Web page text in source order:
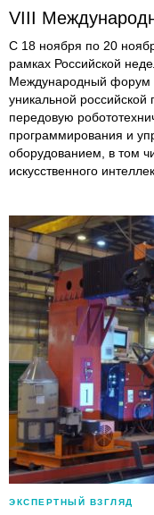
VIII
С 18 ноября по 20
рамках Российской
Международный форум
уникальной
передовую
программирования и
оборудованием, в том
искусственного
ЭКСПЕРТНЫЙ ВЗГЛЯД